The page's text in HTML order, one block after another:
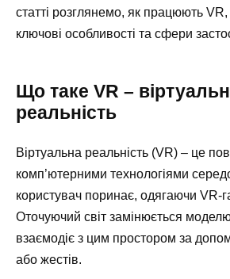
статті розглянемо, як працюють VR,
ключові особливості та сфери
Що таке VR –
реальність
Віртуальна реальність (VR) – це
комп’ютерними технологіями
користувач поринає, одягаючи VR-
Оточуючий світ замінюється
взаємодіє з цим простором за
або жестів.